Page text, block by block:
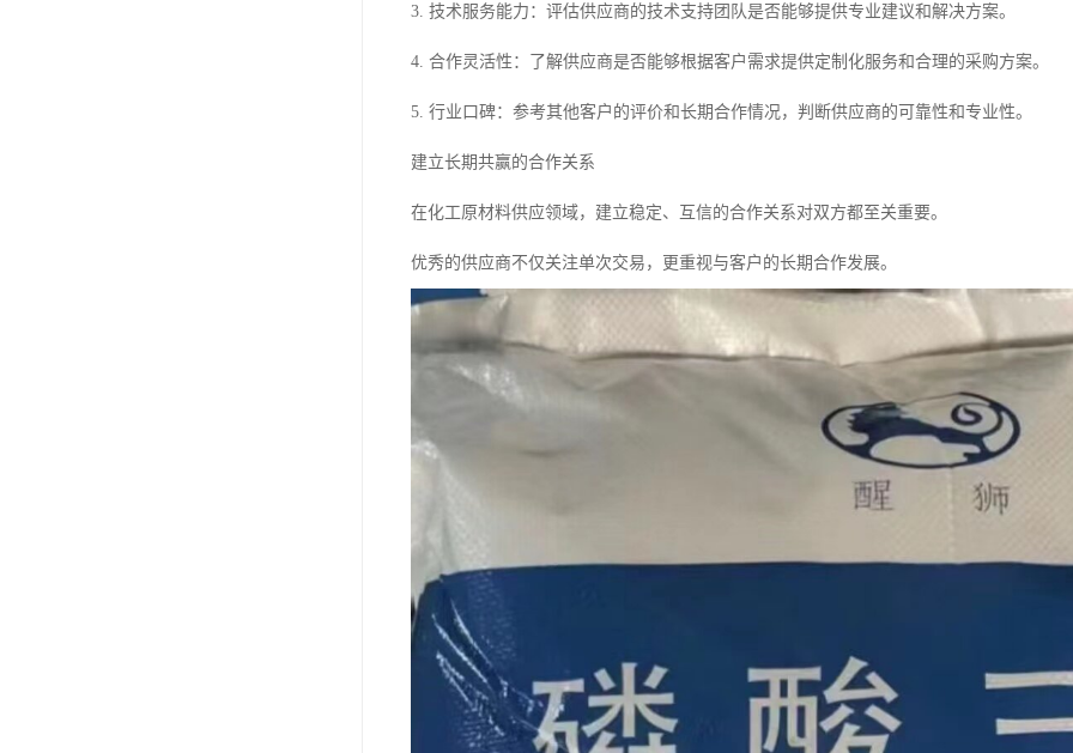
3. 技术服务能力：评估供应商的技术支持团队是否能够提供专业建议和解决方案。
4. 合作灵活性：了解供应商是否能够根据客户需求提供定制化服务和合理的采购方案。
5. 行业口碑：参考其他客户的评价和长期合作情况，判断供应商的可靠性和专业性。
建立长期共赢的合作关系
在化工原材料供应领域，建立稳定、互信的合作关系对双方都至关重要。
优秀的供应商不仅关注单次交易，更重视与客户的长期合作发展。